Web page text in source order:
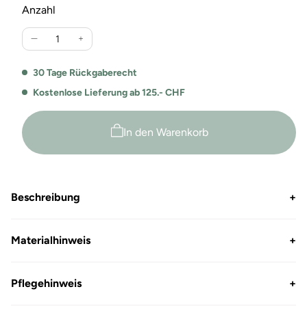
Anzahl
Verringere
Menge
für
Piqué
Erhöhe
Menge
für
Premium
Poloshirt
30 Tage Rückgaberecht
Kostenlose Lieferung ab 125.- CHF
In den Warenkorb
Beschreibung +
Materialhinweis +
Pflegehinweis +